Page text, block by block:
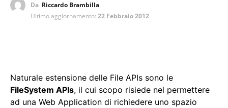
Da Riccardo Brambilla
Ultimo aggiornamento: 22 Febbraio 2012
Naturale estensione delle File APIs sono le
FileSystem APIs, il cui scopo risiede nel permettere
ad una Web Application di richiedere uno spazio